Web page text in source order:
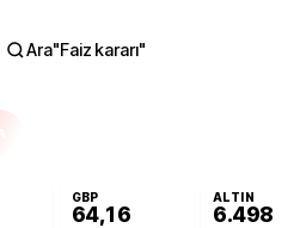
Ara"Faiz kararı"
GBP
64,16
ALTIN
6.498